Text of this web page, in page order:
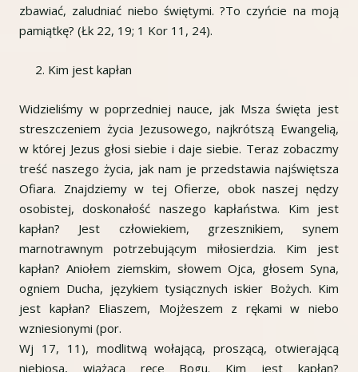
zbawiać, zaludniać niebo świętymi. ?To czyńcie na moją
pamiątkę? (Łk 22, 19; 1 Kor 11, 24).
Kim jest kapłan
Widzieliśmy w poprzedniej nauce, jak Msza święta jest
streszczeniem życia Jezusowego, najkrótszą Ewangelią,
w której Jezus głosi siebie i daje siebie. Teraz zobaczmy
treść naszego życia, jak nam je przedstawia najświętsza
Ofiara. Znajdziemy w tej Ofierze, obok naszej nędzy
osobistej, doskonałość naszego kapłaństwa. Kim jest
kapłan? Jest człowiekiem, grzesznikiem, synem
marnotrawnym potrzebującym miłosierdzia. Kim jest
kapłan? Aniołem ziemskim, słowem Ojca, głosem Syna,
ogniem Ducha, językiem tysiącznych iskier Bożych. Kim
jest kapłan? Eliaszem, Mojżeszem z rękami w niebo
wzniesionymi (por.
Wj 17, 11), modlitwą wołającą, proszącą, otwierającą
niebiosa, wiążącą ręce Bogu. Kim jest kapłan?